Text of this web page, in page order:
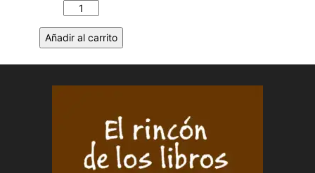
RASTREANDO
NOMBRE.
Añadir al carrito